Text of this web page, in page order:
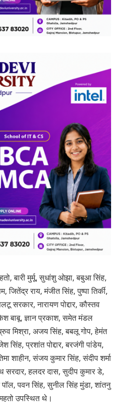
बारी मुर्मू, सुधांशु ओझा, बबुआ सिंह,
जितेंद्र राय, मंजीत सिंह, पुष्पा तिर्की,
सरकार, नारायण पोद्दार, कौस्तव
बाबू, ज्ञान प्रकाश, समेत मंडल
मिश्रा, अजय सिंह, बबलू गोप, हेमंत
सिंह, प्रशांत पोद्दार, बरजंगी पांडेय,
शाहीन, संजय कुमार सिंह, संदीप शर्मा
सरदार, हलदर दास, सुदीप कुमार डे,
पवन सिंह, सुनील सिंह मुंडा, शांतनु
उपस्थित थे।